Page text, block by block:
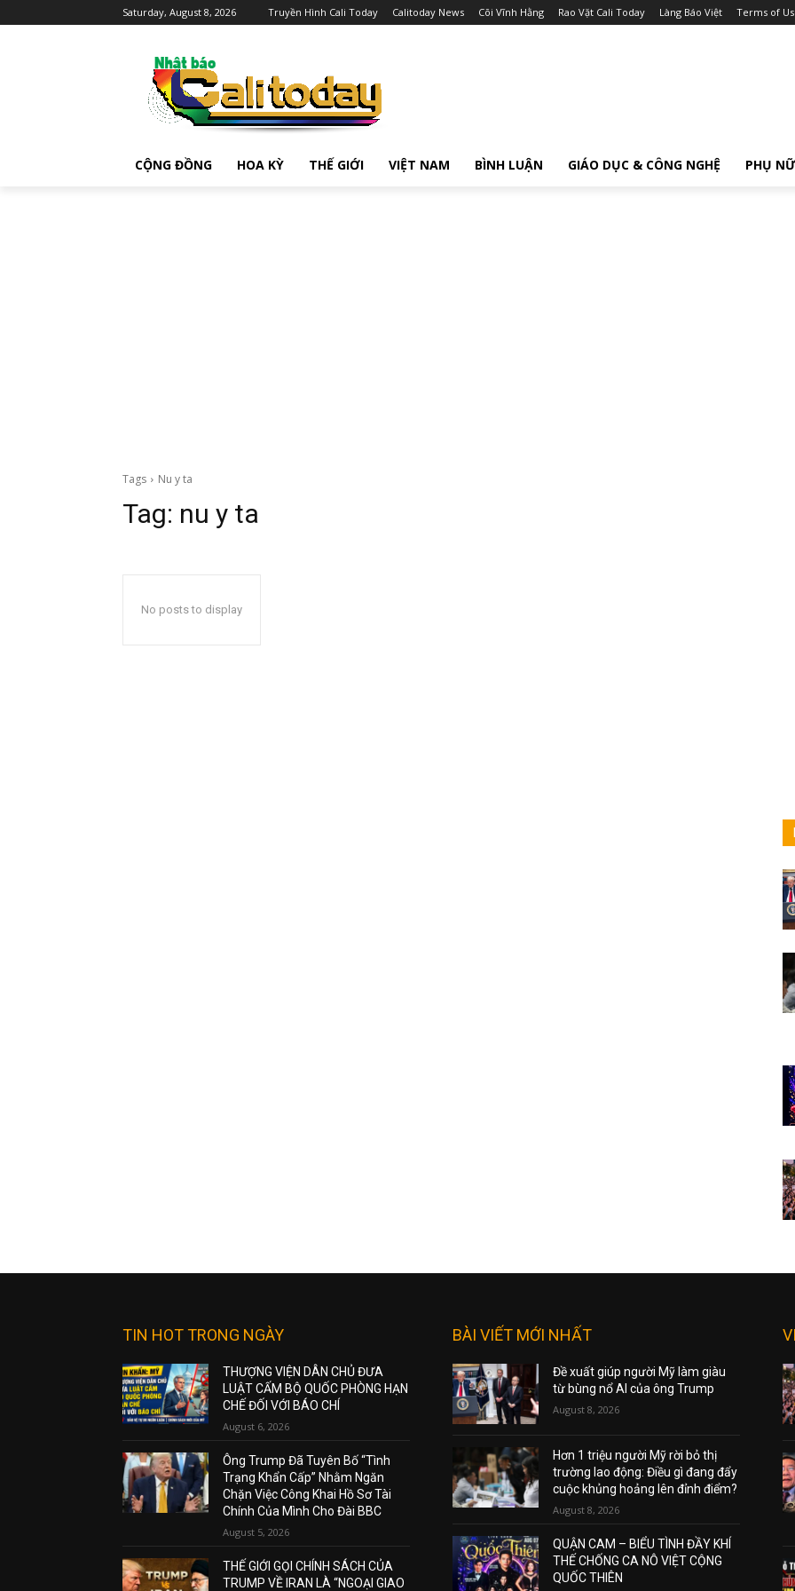
Saturday, August 8, 2026 Truyền Hình Cali Today Calitoday News Cõi Vĩnh Hằng Rao Vặt Cali Today Làng Báo Việt Terms of
CỘNG ĐỒNG HOA KỲ THẾ GIỚI VIỆT NAM BÌNH LUẬN GIÁO DỤC & CÔNG NGHỆ PHỤ NỮ
Tags Nu y ta
Tag: nu y ta
No posts to display
TIN HOT TRONG NGÀY
THƯỢNG VIỆN DÂN CHỦ ĐƯA
LUẬT CẤM BỘ QUỐC PHÒNG HẠN
CHẾ ĐỐI VỚI BÁO CHÍ
August 6, 2026
Ông Trump Đã Tuyên Bố “Tình
Trạng Khẩn Cấp” Nhằm Ngăn
Chặn Việc Công Khai Hồ Sơ Tài
Chính Của Mình Cho Đài BBC
August 5, 2026
THẾ GIỚI GỌI CHÍNH SÁCH CỦA
TRUMP VỀ IRAN LÀ “NGOẠI GIAO
BÀI VIẾT MỚI NHẤT
Đề xuất giúp người Mỹ làm giàu
từ bùng nổ AI của ông Trump
August 8, 2026
Hơn 1 triệu người Mỹ rời bỏ thị
trường lao động: Điều gì đang đẩy
cuộc khủng hoảng lên đỉnh điểm?
August 8, 2026
QUẬN CAM – BIỂU TÌNH ĐẦY KHÍ
THẾ CHỐNG CA NÔ VIỆT CỘNG
QUỐC THIÊN